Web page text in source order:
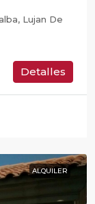
Lujan De
Detalles
ALQUILER